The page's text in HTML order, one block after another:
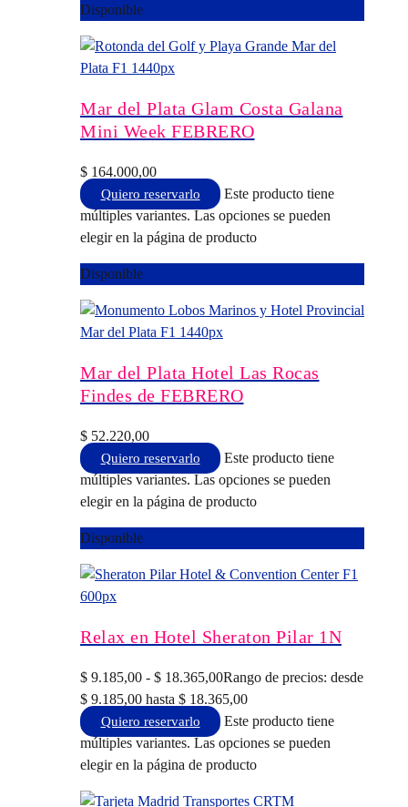
Disponible
Mar del Plata Glam Costa Galana
Mini Week FEBRERO
$ 164.000,00
Quiero reservarlo
Este producto tiene
múltiples variantes. Las opciones se pueden
elegir en la página de producto
Disponible
Mar del Plata Hotel Las Rocas
Findes de FEBRERO
$ 52.220,00
Quiero reservarlo
Este producto tiene
múltiples variantes. Las opciones se pueden
elegir en la página de producto
Disponible
Relax en Hotel Sheraton Pilar 1N
$ 9.185,00 - $ 18.365,00Rango de precios: desde
$ 9.185,00 hasta $ 18.365,00
Quiero reservarlo
Este producto tiene
múltiples variantes. Las opciones se pueden
elegir en la página de producto